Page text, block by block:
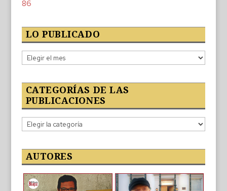
86
LO PUBLICADO
Lo
publicado
CATEGORÍAS DE LAS
PUBLICACIONES
Categorías
de
publicaciones
AUTORES